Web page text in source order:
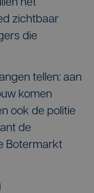
het
zichtbaar
die
tellen: aan
komen
ook de politie
de
Botermarkt